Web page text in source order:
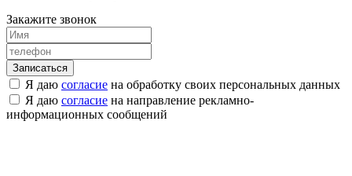
Закажите звонок
Я даю согласие на обработку своих персональных данных
Я даю согласие на направление рекламно-
информационных сообщений